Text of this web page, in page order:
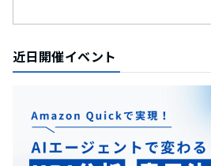
近日開催イベント